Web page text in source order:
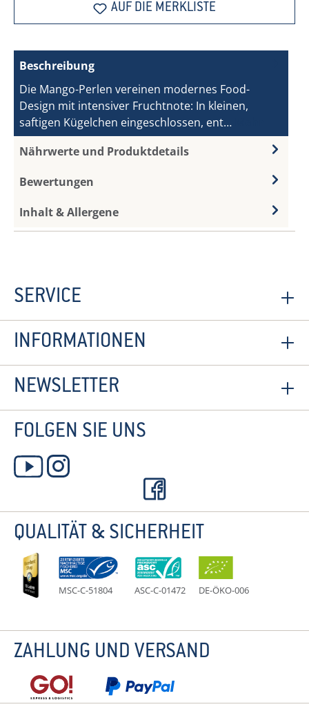
AUF DIE MERKLISTE
Beschreibung
Die Mango-Perlen vereinen modernes Food-
Design mit intensiver Fruchtnote: In kleinen,
saftigen Kügelchen eingeschlossen, ent…
Nährwerte und Produktdetails
Bewertungen
Inhalt & Allergene
SERVICE
INFORMATIONEN
NEWSLETTER
FOLGEN SIE UNS
QUALITÄT & SICHERHEIT
MSC-C-51804 ASC-C-01472 DE-ÖKO-006
ZAHLUNG UND VERSAND